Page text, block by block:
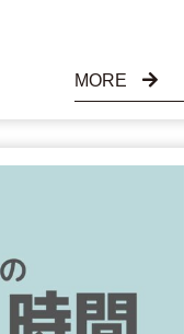
MORE